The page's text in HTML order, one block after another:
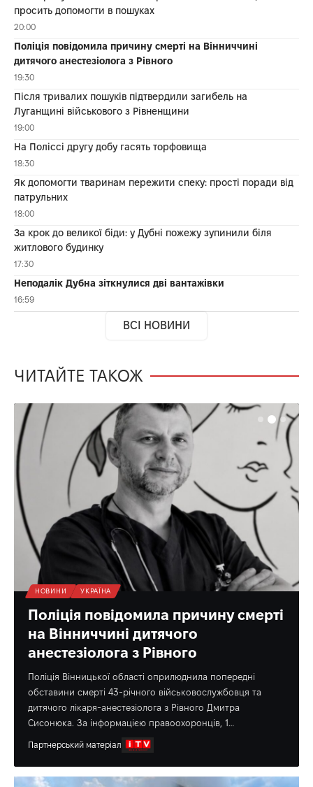
просить допомогти в пошуках
20:00
Поліція повідомила причину смерті на Вінниччині
дитячого анестезіолога з Рівного
19:30
Після тривалих пошуків підтвердили загибель на
Луганщині військового з Рівненщини
19:00
На Поліссі другу добу гасять торфовища
18:30
Як допомогти тваринам пережити спеку: прості поради від
патрульних
18:00
За крок до великої біди: у Дубні пожежу зупинили біля
житлового будинку
17:30
Неподалік Дубна зіткнулися дві вантажівки
16:59
ВСІ НОВИНИ
ЧИТАЙТЕ ТАКОЖ
НОВИНИ УКРАЇНА
Поліція повідомила причину смерті
на Вінниччині дитячого
анестезіолога з Рівного
Поліція Вінницької області оприлюднила попередні
обставини смерті 43-річного військовослужбовця та
дитячого лікаря-анестезіолога з Рівного Дмитра
Сисонюка. За інформацією правоохоронців, 1…
Партнерський матеріал